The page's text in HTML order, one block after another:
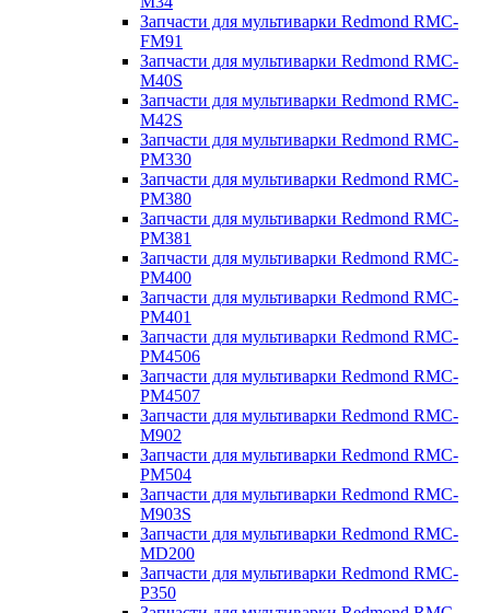
Запчасти для мультиварки Redmond RMC-
FM91
Запчасти для мультиварки Redmond RMC-
M40S
Запчасти для мультиварки Redmond RMC-
M42S
Запчасти для мультиварки Redmond RMC-
PM330
Запчасти для мультиварки Redmond RMC-
PM380
Запчасти для мультиварки Redmond RMC-
PM381
Запчасти для мультиварки Redmond RMC-
PM400
Запчасти для мультиварки Redmond RMC-
PM401
Запчасти для мультиварки Redmond RMC-
PM4506
Запчасти для мультиварки Redmond RMC-
PM4507
Запчасти для мультиварки Redmond RMC-
M902
Запчасти для мультиварки Redmond RMC-
PM504
Запчасти для мультиварки Redmond RMC-
M903S
Запчасти для мультиварки Redmond RMC-
MD200
Запчасти для мультиварки Redmond RMC-
P350